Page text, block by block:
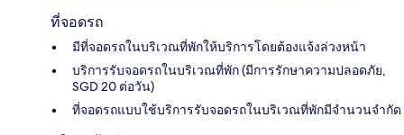
ที่จอดรถ
มีที่จอดรถในบริเวณที่พักให้บริการโดยต้องแจ้งล่วงหน้า
บริการรับจอดรถในบริเวณที่พัก (มีการรักษาความปลอดภัย,
SGD 20 ต่อวัน)
ที่จอดรถแบบใช้บริการรับจอดรถในบริเวณที่พักมีจำนวนจำกัด